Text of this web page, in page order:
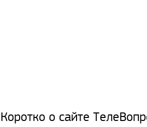
Коротко о сайте